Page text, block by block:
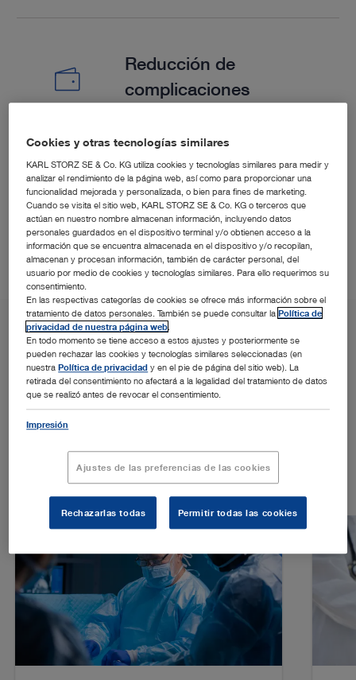
Reducción de
complicaciones
Intervenciones quirúrgicas y hospitalizaciones más
cortas (PELD) en comparación con la microdiscectomía
abierta. 5 6
DESTACADOS
Cookies y otras tecnologías similares
KARL STORZ SE & Co. KG utiliza cookies y tecnologías similares para medir y
analizar el rendimiento de la página web, así como para proporcionar una
funcionalidad mejorada y personalizada, o bien para fines de marketing.
Cuando se visita el sitio web, KARL STORZ SE & Co. KG o terceros que
actúan en nuestro nombre almacenan información, incluyendo datos
personales guardados en el dispositivo terminal y/o obtienen acceso a la
información que se encuentra almacenada en el dispositivo y/o recopilan,
almacenan y procesan información, también de carácter personal, del
usuario por medio de cookies y tecnologías similares. Para ello requerimos su
consentimiento.
En las respectivas categorías de cookies se ofrece más información sobre el
tratamiento de datos personales. También se puede consultar laPolítica de
privacidad de nuestra página web
En todo momento se tiene acceso a estos ajustes y posteriormente se
pueden rechazar las cookies y tecnologías similares seleccionadas (en
nuestraPolítica de privacidad y en el pie de página del sitio web). La
retirada del consentimiento no afectará a la legalidad del tratamiento de datos
que se realizó antes de revocar el consentimiento.
Impresión
Ajustes de las preferencias de las cookies
Rechazarlas todas Permitir todas las cookies